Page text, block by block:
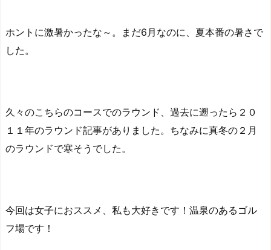
ホントに激暑かったな～。まだ6月なのに、夏本番の暑さで
した。
久々のこちらのコースでのラウンド、過去に遡ったら２０
１１年のラウンド記事がありました。ちなみに真冬の２月
のラウンドで寒そうでした。
今回は女子におススメ、私も大好きです！温泉のあるゴル
フ場です！